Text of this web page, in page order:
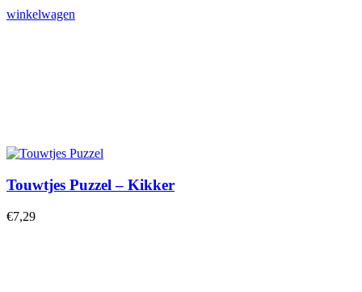
winkelwagen
Touwtjes Puzzel – Kikker
€7,29